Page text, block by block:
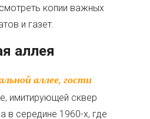
копии важных
и газет.
аллея
имитирующей сквер
в середине 1960-х, где